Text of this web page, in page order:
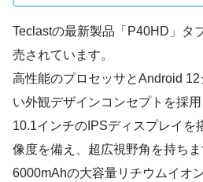
Teclastの最新製品「P40HD」タ
売されています。
高性能のプロセッサとAndroid
い外観デザインコンセプトを採用
10.1インチのIPSディスプレイを
像度を備え、超広視野角を持ちま
6000mAhの大容量リチウムイオ